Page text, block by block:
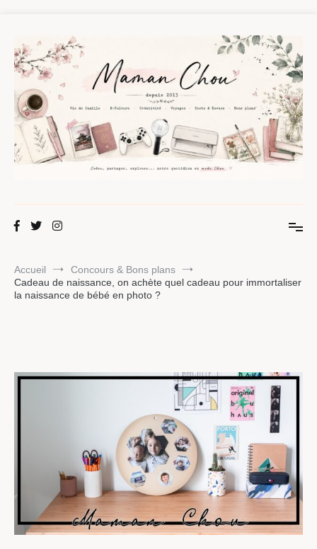
contenu
Maman Chou
Accueil
Concours & Bons plans
Cadeau de naissance, on achète quel cadeau pour immortaliser
la naissance de bébé en photo ?